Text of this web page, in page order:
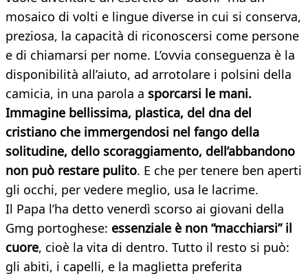
mosaico di volti e lingue diverse in cui si conserva,
preziosa, la capacità di riconoscersi come persone
e di chiamarsi per nome. L’ovvia conseguenza è la
disponibilità all’aiuto, ad arrotolare i polsini della
camicia, in una parola a sporcarsi le mani.
Immagine bellissima, plastica, del dna del
cristiano che immergendosi nel fango della
solitudine, dello scoraggiamento, dell’abbandono
non può restare pulito. E che per tenere ben aperti
gli occhi, per vedere meglio, usa le lacrime.
Il Papa l’ha detto venerdì scorso ai giovani della
Gmg portoghese: essenziale è non “macchiarsi” il
cuore, cioè la vita di dentro. Tutto il resto si può:
gli abiti, i capelli, e la maglietta preferita